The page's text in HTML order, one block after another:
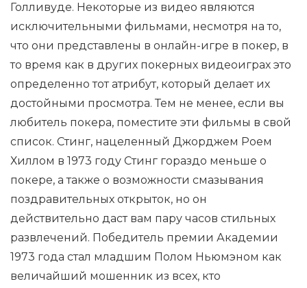
Голливуде. Некоторые из видео являются
исключительными фильмами, несмотря на то,
что они представлены в онлайн-игре в покер, в
то время как в других покерных видеоиграх это
определенно тот атрибут, который делает их
достойными просмотра. Тем не менее, если вы
любитель покера, поместите эти фильмы в свой
список. Стинг, нацеленный Джорджем Роем
Хиллом в 1973 году Стинг гораздо меньше о
покере, а также о возможности смазывания
поздравительных открыток, но он
действительно даст вам пару часов стильных
развлечений. Победитель премии Академии
1973 года стал младшим Полом Ньюмэном как
величайший мошенник из всех, кто